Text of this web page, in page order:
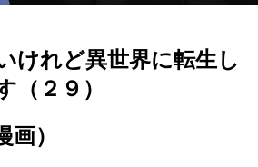
けれど異世界に転生し
（２９）
画）